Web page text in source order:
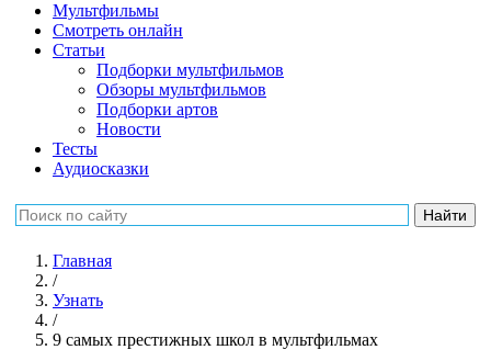
Мультфильмы
Смотреть онлайн
Статьи
Подборки мультфильмов
Обзоры мультфильмов
Подборки артов
Новости
Тесты
Аудиосказки
Главная
/
Узнать
/
9 самых престижных школ в мультфильмах